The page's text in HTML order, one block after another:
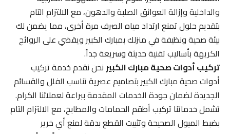
والداخلية وإزالة العوائق الصلبة والدهون، مع الالتزام التام
بتقديم حلول تمنع ارتداد مياه الصرف مرة أخرى، مما يضمن لك
بيئة صحية ونظيفة في منزلك بمبارك الكبير ويقضي على الروائح
الكريهة بأساليب تقنية حديثة وسريعة جداً.
تركيب أدوات صحية مبارك الكبيرنحن نقدم خدمة تركيب
أدوات صحية مبارك الكبير بتصاميم عصرية تناسب الفلل والقسائم
الجديدة لضمان جودة الخدمات المقدمة ببراعة لعملائنا الكرام.
تشمل خدماتنا تركيب أطقم الحمامات والمطابخ، مع الالتزام التام
بضبط الميول الصحيحة وتثبيت القطع بدقة لمنع أي خرير